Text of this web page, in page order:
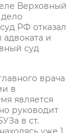
Верховный
РФ отказал
и
суд
врача
в
является
руководит
в ст.